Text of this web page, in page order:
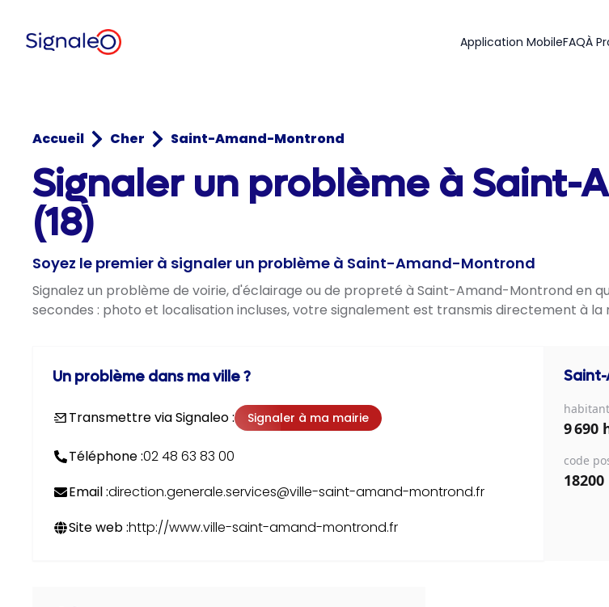
Application MobileFAQÀ
Accueil Cher Saint-Amand-Montrond
Signaler un problème à Saint-
(18)
Soyez le premier à signaler un problème à Saint-Amand-Montrond
Signalez un problème de voirie, d'éclairage ou de propreté à Saint-Amand-Montrond en
secondes : photo et localisation incluses, votre signalement est transmis directement à la
Un problème dans ma ville ?
Transmettre via Signaleo : Signaler à ma mairie
Téléphone :02 48 63 83 00
Email :direction.generale.services@ville-saint-amand-montrond.fr
Site web :http://www.ville-saint-amand-montrond.fr
9 690
code
18200